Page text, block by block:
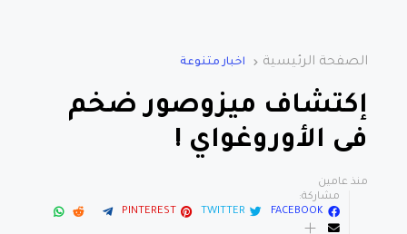
فى الأوروغواي !
منذ عامين
FACEBOOK